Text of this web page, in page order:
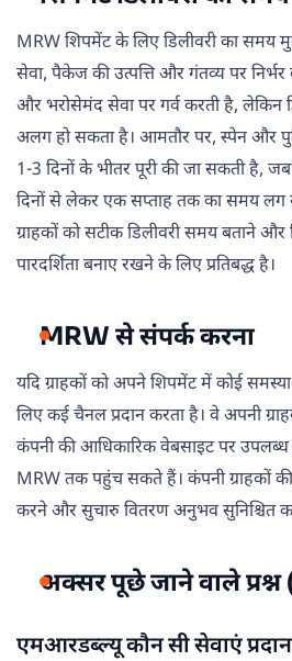
MRW शिपमेंट के लिए डिलीवरी का समय
सेवा, पैकेज की उत्पत्ति और गंतव्य पर
और भरोसेमंद सेवा पर गर्व करती है, लेकिन
अलग हो सकता है। आमतौर पर, स्पेन और
1-3 दिनों के भीतर पूरी की जा सकती है,
दिनों से लेकर एक सप्ताह तक का समय
ग्राहकों को सटीक डिलीवरी समय बताने और
पारदर्शिता बनाए रखने के लिए प्रतिबद्ध है।
MRW से संपर्क करना
यदि ग्राहकों को अपने शिपमेंट में कोई
लिए कई चैनल प्रदान करता है। वे अपनी
कंपनी की आधिकारिक वेबसाइट पर उपलब्ध
MRW तक पहुंच सकते हैं। कंपनी ग्राहकों
करने और सुचारु वितरण अनुभव सुनिश्चित
अक्सर पूछे जाने वाले
एमआरडब्ल्यू कौन सी सेवाएं